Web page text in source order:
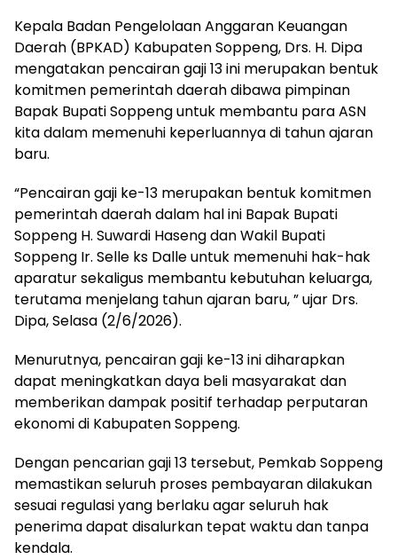
Kepala Badan Pengelolaan Anggaran Keuangan
Daerah (BPKAD) Kabupaten Soppeng, Drs. H. Dipa
mengatakan pencairan gaji 13 ini merupakan bentuk
komitmen pemerintah daerah dibawa pimpinan
Bapak Bupati Soppeng untuk membantu para ASN
kita dalam memenuhi keperluannya di tahun ajaran
baru.
“Pencairan gaji ke-13 merupakan bentuk komitmen
pemerintah daerah dalam hal ini Bapak Bupati
Soppeng H. Suwardi Haseng dan Wakil Bupati
Soppeng Ir. Selle ks Dalle untuk memenuhi hak-hak
aparatur sekaligus membantu kebutuhan keluarga,
terutama menjelang tahun ajaran baru, ” ujar Drs.
Dipa, Selasa (2/6/2026).
Menurutnya, pencairan gaji ke-13 ini diharapkan
dapat meningkatkan daya beli masyarakat dan
memberikan dampak positif terhadap perputaran
ekonomi di Kabupaten Soppeng.
Dengan pencarian gaji 13 tersebut, Pemkab Soppeng
memastikan seluruh proses pembayaran dilakukan
sesuai regulasi yang berlaku agar seluruh hak
penerima dapat disalurkan tepat waktu dan tanpa
kendala.